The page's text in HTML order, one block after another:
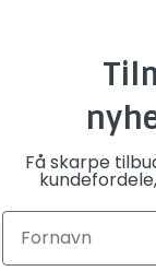
Få skarpe